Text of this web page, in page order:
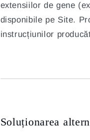
extensiilor de gene
disponibile pe Site.
instrucțiunilor
Soluționarea